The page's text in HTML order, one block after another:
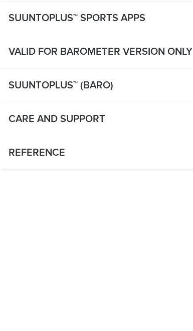
SUUNTOPLUS™ SPORTS APPS
VALID FOR BAROMETER VERSION ONLY
SUUNTOPLUS™ (BARO)
CARE AND SUPPORT
REFERENCE